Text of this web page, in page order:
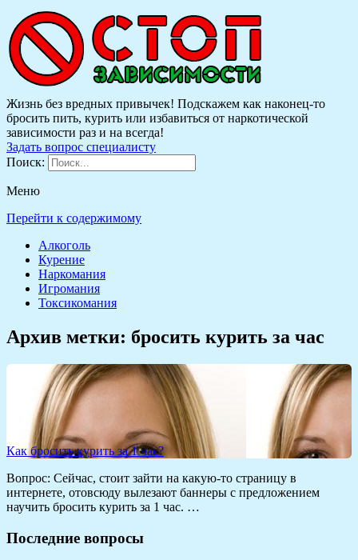
Жизнь без вредных привычек! Подскажем как наконец-то
бросить пить, курить или избавиться от наркотической
зависимости раз и на всегда!
Задать вопрос специалисту
Поиск:
Меню
Перейти к содержимому
Алкоголь
Курение
Наркомания
Игромания
Токсикомания
Архив метки: бросить курить за час
Как бросить курить за 1 час?
Вопрос: Сейчас, стоит зайти на какую-то страницу в
интернете, отовсюду вылезают баннеры с предложением
научить бросить курить за 1 час. …
Последние вопросы